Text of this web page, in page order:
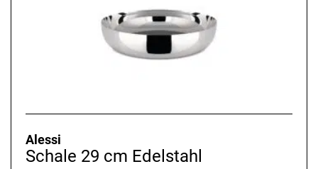
Alessi
Schale 29 cm Edelstahl